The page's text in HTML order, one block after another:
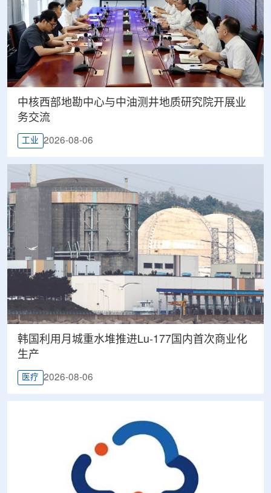
中核西部地勘中心与中油测井地质研究院开展业
务交流
工业 2026-08-06
韩国利用月城重水堆推进Lu-177国内首次商业化
生产
医疗 2026-08-06